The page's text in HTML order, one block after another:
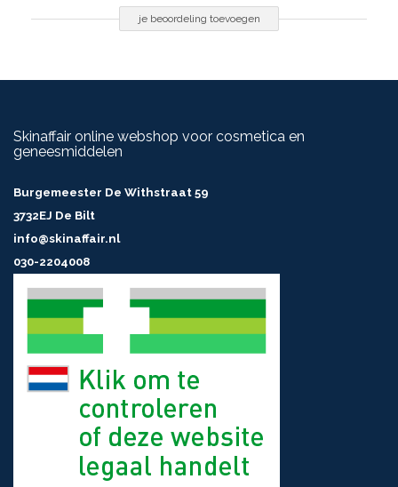
je beoordeling toevoegen
Skinaffair online webshop voor cosmetica en
geneesmiddelen
Burgemeester De Withstraat 59
3732EJ De Bilt
info@skinaffair.nl
030-2204008